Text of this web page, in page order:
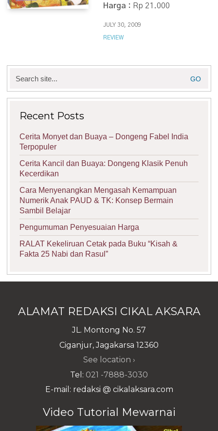
Harga : Rp 21.000
JULY 30, 2009
REVIEW
for:
Recent Posts
Cerita Monyet dan Buaya – Dongeng Fabel India
Terpopuler
Cerita Kancil dan Buaya: Dongeng Klasik Penuh
Kecerdikan
Cara Menyenangkan Mengasah Kemampuan
Numerik Anak PAUD & TK: Konsep Bermain
Sambil Belajar
Pengumuman Penyesuaian Harga
RALAT Kekeliruan Cetak pada Buku “Kisah &
Fakta 25 Nabi dan Rasul”
ALAMAT REDAKSI CIKAL AKSARA
JL. Montong No. 57
Ciganjur, Jagakarsa 12360
See location ›
Tel: 021 -7888-3030
E-mail: redaksi @ cikalaksara.com
Video Tutorial Mewarnai